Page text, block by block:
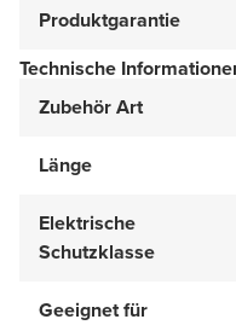
Produktgarantie
Technische
Zubehör Art
Länge
Elektrische
Schutzklasse
Geeignet für